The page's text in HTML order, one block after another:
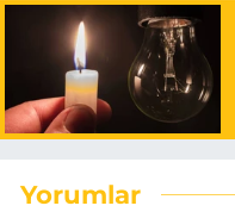
Yorumlar